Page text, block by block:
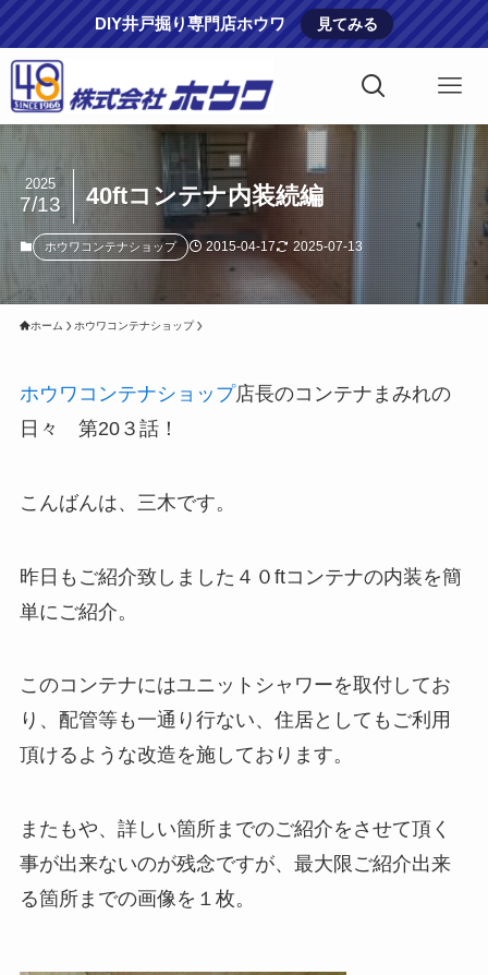
DIY井戸掘り専門店ホウワ 見てみる
40ftコンテナ内装続編
2025
7/13
ホウワコンテナショップ 2015-04-17 2025-07-13
ホーム ホウワコンテナショップ
ホウワコンテナショップ店長のコンテナまみれの
日々 第20３話！
こんばんは、三木です。
昨日もご紹介致しました４０ftコンテナの内装を簡
単にご紹介。
このコンテナにはユニットシャワーを取付してお
り、配管等も一通り行ない、住居としてもご利用
頂けるような改造を施しております。
またもや、詳しい箇所までのご紹介をさせて頂く
事が出来ないのが残念ですが、最大限ご紹介出来
る箇所までの画像を１枚。